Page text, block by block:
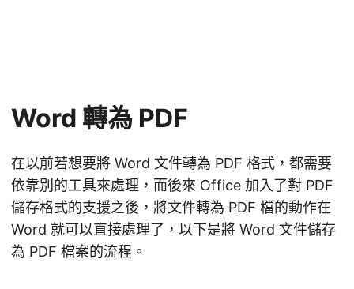
Word 轉為 PDF
在以前若想要將 Word 文件轉為 PDF 格式，都需要
依靠別的工具來處理，而後來 Office 加入了對 PDF
儲存格式的支援之後，將文件轉為 PDF 檔的動作在
Word 就可以直接處理了，以下是將 Word 文件儲存
為 PDF 檔案的流程。